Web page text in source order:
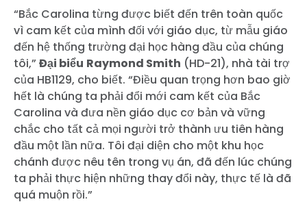
“Bắc Carolina từng được biết đến trên toàn quốc
vì cam kết của mình đối với giáo dục, từ mẫu giáo
đến hệ thống trường đại học hàng đầu của chúng
tôi,”Đại biểu Raymond Smith (HD-21), nhà tài trợ
của HB1129, cho biết. “Điều quan trọng hơn bao giờ
hết là chúng ta phải đổi mới cam kết của Bắc
Carolina và đưa nền giáo dục cơ bản và vững
chắc cho tất cả mọi người trở thành ưu tiên hàng
đầu một lần nữa. Tôi đại diện cho một khu học
chánh được nêu tên trong vụ án, đã đến lúc chúng
ta phải thực hiện những thay đổi này, thực tế là đã
quá muộn rồi.”